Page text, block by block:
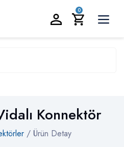
0
Konnektör
/ Ürün Detay